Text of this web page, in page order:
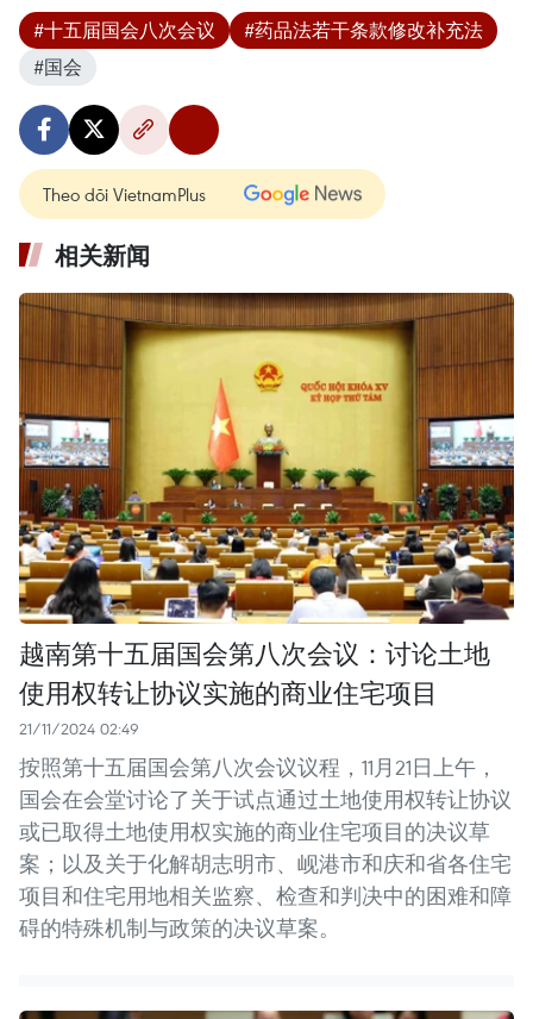
#十五届国会八次会议
#药品法若干条款修改补充法
#国会
Theo dõi VietnamPlus
相关新闻
越南第十五届国会第八次会议：讨论土地
使用权转让协议实施的商业住宅项目
21/11/2024 02:49
按照第十五届国会第八次会议议程，11月21日上午，
国会在会堂讨论了关于试点通过土地使用权转让协议
或已取得土地使用权实施的商业住宅项目的决议草
案；以及关于化解胡志明市、岘港市和庆和省各住宅
项目和住宅用地相关监察、检查和判决中的困难和障
碍的特殊机制与政策的决议草案。